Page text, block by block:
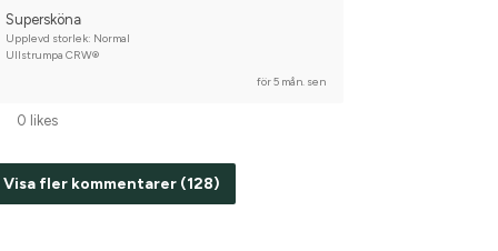
Supersköna
Upplevd storlek: Normal
Ullstrumpa CRW®
för 5 mån. sen
0 likes
Visa fler kommentarer (128)